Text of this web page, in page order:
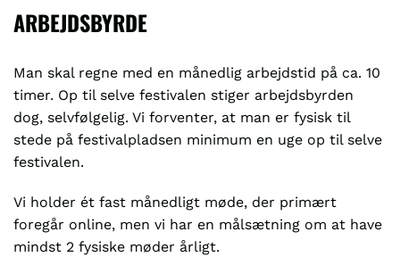
ARBEJDSBYRDE
Man skal regne med en månedlig arbejdstid på ca. 10
timer. Op til selve festivalen stiger arbejdsbyrden
dog, selvfølgelig. Vi forventer, at man er fysisk til
stede på festivalpladsen minimum en uge op til selve
festivalen.
Vi holder ét fast månedligt møde, der primært
foregår online, men vi har en målsætning om at have
mindst 2 fysiske møder årligt.